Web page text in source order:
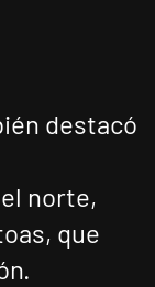
destacó
norte,
que